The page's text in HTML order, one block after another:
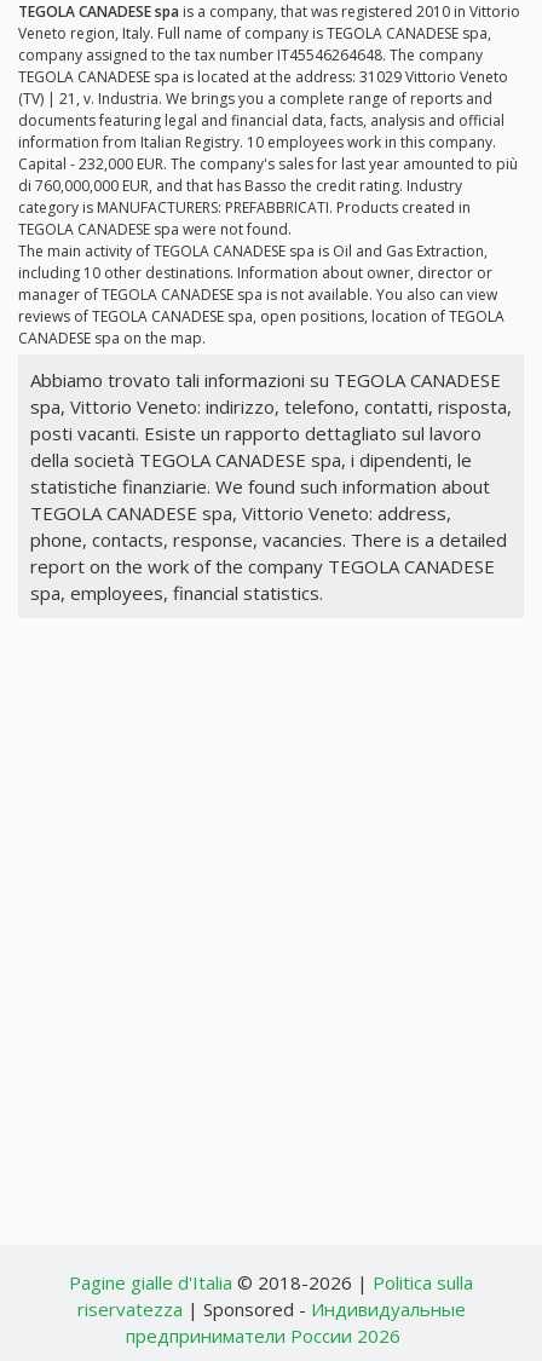
TEGOLA CANADESE spa is a company, that was registered 2010 in Vittorio
Veneto region, Italy. Full name of company is TEGOLA CANADESE spa,
company assigned to the tax number IT45546264648. The company
TEGOLA CANADESE spa is located at the address: 31029 Vittorio Veneto
(TV) | 21, v. Industria. We brings you a complete range of reports and
documents featuring legal and financial data, facts, analysis and official
information from Italian Registry. 10 employees work in this company.
Capital - 232,000 EUR. The company's sales for last year amounted to più
di 760,000,000 EUR, and that has Basso the credit rating. Industry
category is MANUFACTURERS: PREFABBRICATI. Products created in
TEGOLA CANADESE spa were not found.
The main activity of TEGOLA CANADESE spa is Oil and Gas Extraction,
including 10 other destinations. Information about owner, director or
manager of TEGOLA CANADESE spa is not available. You also can view
reviews of TEGOLA CANADESE spa, open positions, location of TEGOLA
CANADESE spa on the map.
Abbiamo trovato tali informazioni su TEGOLA CANADESE
spa, Vittorio Veneto: indirizzo, telefono, contatti, risposta,
posti vacanti. Esiste un rapporto dettagliato sul lavoro
della società TEGOLA CANADESE spa, i dipendenti, le
statistiche finanziarie. We found such information about
TEGOLA CANADESE spa, Vittorio Veneto: address,
phone, contacts, response, vacancies. There is a detailed
report on the work of the company TEGOLA CANADESE
spa, employees, financial statistics.
Pagine gialle d'Italia © 2018-2026 | Politica sulla
riservatezza | Sponsored - Индивидуальные
предприниматели России 2026